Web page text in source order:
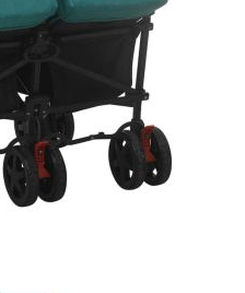
4 бр.
5 до 9 дни
при плащане по банков път
ленена тъкан